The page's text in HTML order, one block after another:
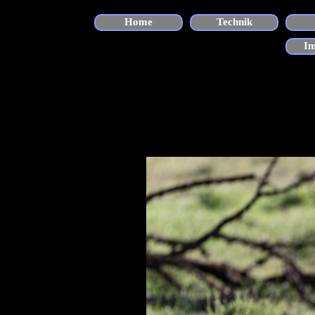
Home Technik